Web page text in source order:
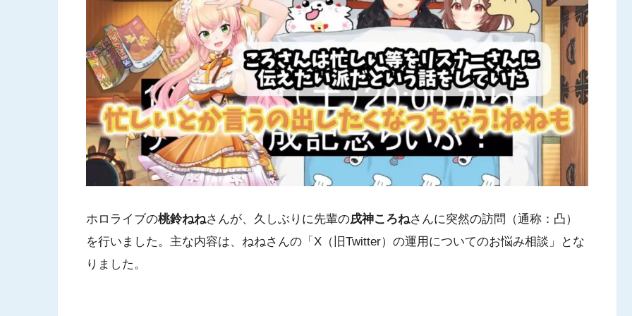
ホロライブの桃鈴ねねさんが、久しぶりに先輩の戌神ころねさんに突然の訪問（通称：凸）
を行いました。主な内容は、ねねさんの「X（旧Twitter）の運用についてのお悩み相談」とな
りました。